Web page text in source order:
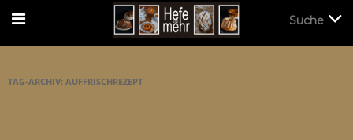
TAG-ARCHIV: AUFFRISCHREZEPT
Suche
Suche